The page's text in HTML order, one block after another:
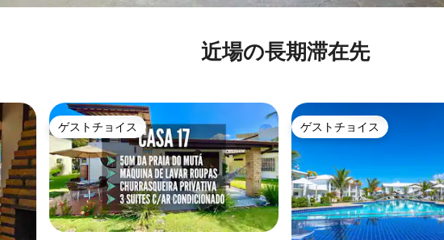
近場の長期滞在先
ゲストチョイス
ゲストチョイス ゲストチョイス
ゲストチョイス